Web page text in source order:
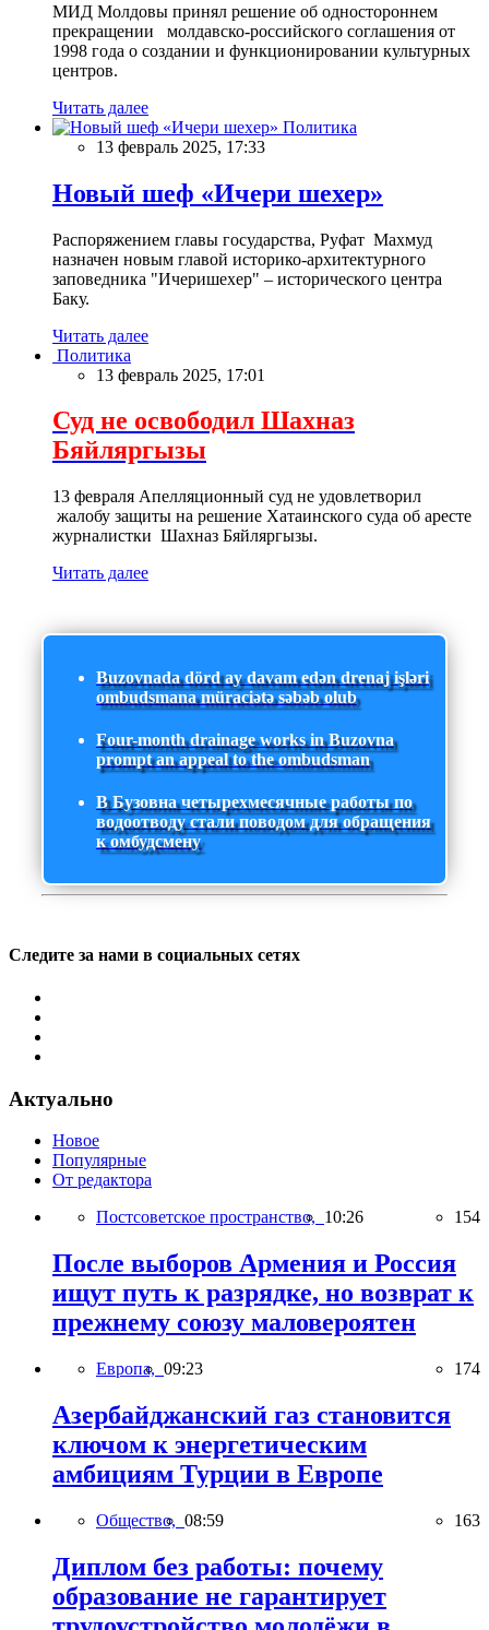
МИД Молдовы принял решение об одностороннем
прекращении молдавско-российского соглашения от
1998 года о создании и функционировании культурных
центров.
Читать далее
Политика
13 февраль 2025, 17:33
Новый шеф «Ичери шехер»
Распоряжением главы государства, Руфат Махмуд
назначен новым главой историко-архитектурного
заповедника "Ичеришехер" – исторического центра
Баку.
Читать далее
Политика
13 февраль 2025, 17:01
Суд не освободил Шахназ
Бяйляргызы
13 февраля Апелляционный суд не удовлетворил
жалобу защиты на решение Хатаинского суда об аресте
журналистки Шахназ Бяйляргызы.
Читать далее
Buzovnada dörd ay davam edən drenaj işləri
ombudsmana müraciətə səbəb olub
Four-month drainage works in Buzovna
prompt an appeal to the ombudsman
В Бузовна четырехмесячные работы по
водоотводу стали поводом для обращения
к омбудсмену
Следите за нами в социальных сетях
Актуально
Новое
Популярные
От редактора
Постсоветское пространство, 10:26 154
После выборов Армения и Россия
ищут путь к разрядке, но возврат к
прежнему союзу маловероятен
Европа, 09:23 174
Азербайджанский газ становится
ключом к энергетическим
амбициям Турции в Европе
Общество, 08:59 163
Диплом без работы: почему
образование не гарантирует